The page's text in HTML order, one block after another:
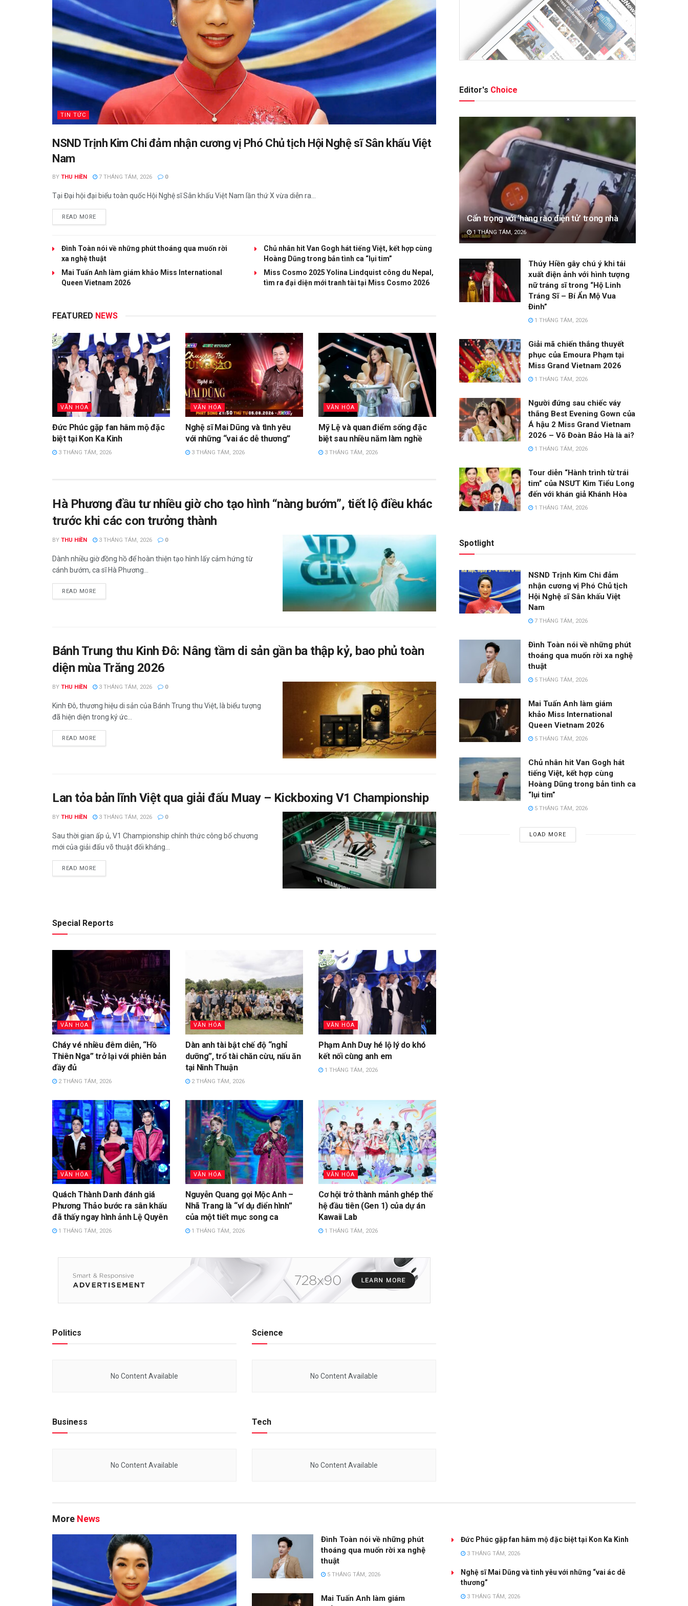
TIN TỨC
NSND Trịnh Kim Chi đảm nhận cương vị Phó Chủ tịch Hội Nghệ sĩ Sân khấu Việt
Nam
7 THÁNG TÁM, 2026
Tại Đại hội đại biểu toàn quốc Hội Nghệ sĩ Sân khấu Việt Nam lần thứ X vừa diễn ra...
Đình Toàn nói về những phút thoáng qua muốn rời
xa nghệ thuật
Mai Tuấn Anh làm giám khảo Miss International
Queen Vietnam 2026
Chủ nhân hit Van Gogh hát tiếng Việt, kết hợp cùng
Hoàng Dũng trong bản tình ca “lụi tim”
Miss Cosmo 2025 Yolina Lindquist công du Nepal,
tìm ra đại diện mới tranh tài tại Miss Cosmo 2026
FEATURED NEWS
VĂN HÓA
Đức Phúc gặp fan hâm mộ đặc
biệt tại Kon Ka Kinh
3 THÁNG TÁM, 2026
VĂN HÓA
Nghệ sĩ Mai Dũng và tình yêu
với những “vai ác dễ thương”
3 THÁNG TÁM, 2026
VĂN HÓA
Mỹ Lệ và quan điểm sống đặc
biệt sau nhiều năm làm nghề
3 THÁNG TÁM, 2026
Hà Phương đầu tư nhiều giờ cho tạo hình “nàng bướm”, tiết lộ điều khác
trước khi các con trưởng thành
3 THÁNG TÁM, 2026
Dành nhiều giờ đồng hồ để hoàn thiện tạo hình lấy cảm hứng từ
cánh bướm, ca sĩ Hà Phương...
Bánh Trung thu Kinh Đô: Nâng tầm di sản gần ba thập kỷ, bao phủ toàn
diện mùa Trăng 2026
3 THÁNG TÁM, 2026
Kinh Đô, thương hiệu di sản của Bánh Trung thu Việt, là biểu tượng
đã hiện diện trong ký ức...
Lan tỏa bản lĩnh Việt qua giải đấu Muay – Kickboxing V1 Championship
3 THÁNG TÁM, 2026
Sau thời gian ấp ủ, V1 Championship chính thức công bố chương
mới của giải đấu võ thuật đối kháng...
Special Reports
VĂN HÓA
Cháy vé nhiều đêm diễn, “Hồ
Thiên Nga” trở lại với phiên bản
đầy đủ
2 THÁNG TÁM, 2026
VĂN HÓA
Dàn anh tài bật chế độ “nghỉ
dưỡng”, trổ tài chăn cừu, nấu ăn
tại Ninh Thuận
2 THÁNG TÁM, 2026
VĂN HÓA
Phạm Anh Duy hé lộ lý do khó
kết nối cùng anh em
1 THÁNG TÁM, 2026
VĂN HÓA
Quách Thành Danh đánh giá
Phương Thảo bước ra sân khấu
đã thấy ngay hình ảnh Lệ Quyên
1 THÁNG TÁM, 2026
VĂN HÓA
Nguyễn Quang gọi Mộc Anh –
Nhã Trang là “ví dụ điển hình”
của một tiết mục song ca
1 THÁNG TÁM, 2026
VĂN HÓA
Cơ hội trở thành mảnh ghép thế
hệ đầu tiên (Gen 1) của dự án
Kawaii Lab
1 THÁNG TÁM, 2026
Politics
No Content Available
Science
No Content Available
Business
No Content Available
Tech
No Content Available
Editor's Choice
Cẩn trọng với ‘hàng rào điện tử’ trong nhà
1 THÁNG TÁM, 2026
Thúy Hiền gây chú ý khi tái
xuất điện ảnh với hình tượng
nữ tráng sĩ trong “Hộ Linh
Tráng Sĩ – Bí Ẩn Mộ Vua
Đinh”
1 THÁNG TÁM, 2026
Giải mã chiến thắng thuyết
phục của Emoura Phạm tại
Miss Grand Vietnam 2026
1 THÁNG TÁM, 2026
Người đứng sau chiếc váy
thắng Best Evening Gown của
Á hậu 2 Miss Grand Vietnam
2026 – Võ Đoàn Bảo Hà là ai?
1 THÁNG TÁM, 2026
Tour diễn “Hành trình từ trái
tim” của NSƯT Kim Tiểu Long
đến với khán giả Khánh Hòa
1 THÁNG TÁM, 2026
Spotlight
NSND Trịnh Kim Chi đảm
nhận cương vị Phó Chủ tịch
Hội Nghệ sĩ Sân khấu Việt
Nam
7 THÁNG TÁM, 2026
Đình Toàn nói về những phút
thoáng qua muốn rời xa nghệ
thuật
5 THÁNG TÁM, 2026
Mai Tuấn Anh làm giám
khảo Miss International
Queen Vietnam 2026
5 THÁNG TÁM, 2026
Chủ nhân hit Van Gogh hát
tiếng Việt, kết hợp cùng
Hoàng Dũng trong bản tình ca
“lụi tim”
5 THÁNG TÁM, 2026
LOAD MORE
More News
Đình Toàn nói về những phút
thoáng qua muốn rời xa nghệ
thuật
5 THÁNG TÁM, 2026
Mai Tuấn Anh làm giám
Đức Phúc gặp fan hâm mộ đặc biệt tại Kon Ka Kinh
3 THÁNG TÁM, 2026
Nghệ sĩ Mai Dũng và tình yêu với những “vai ác dễ
thương”
3 THÁNG TÁM, 2026